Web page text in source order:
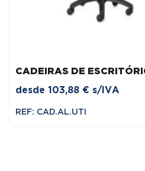
CADEIRAS DE
desde 103,88 € s/IVA
REF: CAD.AL.UTI